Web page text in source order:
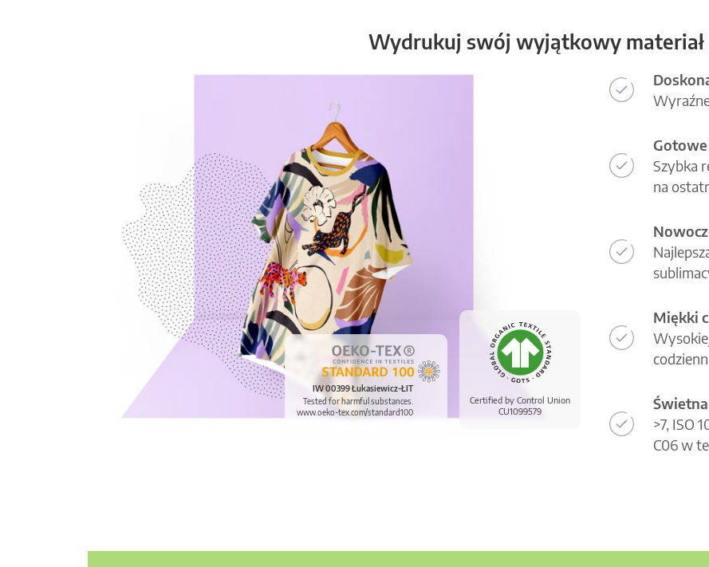
Wydrukuj swój wyjątkowy materiał
Certified by Control Union
CU1099579
IW 00399 Łukasiewicz-ŁIT
Tested for harmful substances.
www.oeko-tex.com/standard100
Szybka
na
Miękki
>7, ISO
C06 w